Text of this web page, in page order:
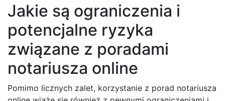
Jakie są ograniczenia i
potencjalne ryzyka
związane z poradami
notariusza online
Pomimo licznych zalet, korzystanie z porad notariusza